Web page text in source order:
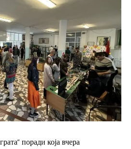
поради која вчера